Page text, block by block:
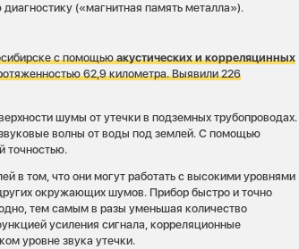
(«магнитная память металла»).
с помощьюакустических и корреляцинных
62,9 километра. Выявили 226
шумы от утечки в подземных трубопроводах.
волны от воды под землей. С помощью
точностью.
в том, что они могут работать с высокими уровнями
окружающих шумов. Прибор быстро и точно
тем самым в разы уменьшая количество
усиления сигнала, корреляционные
уровне звука утечки.